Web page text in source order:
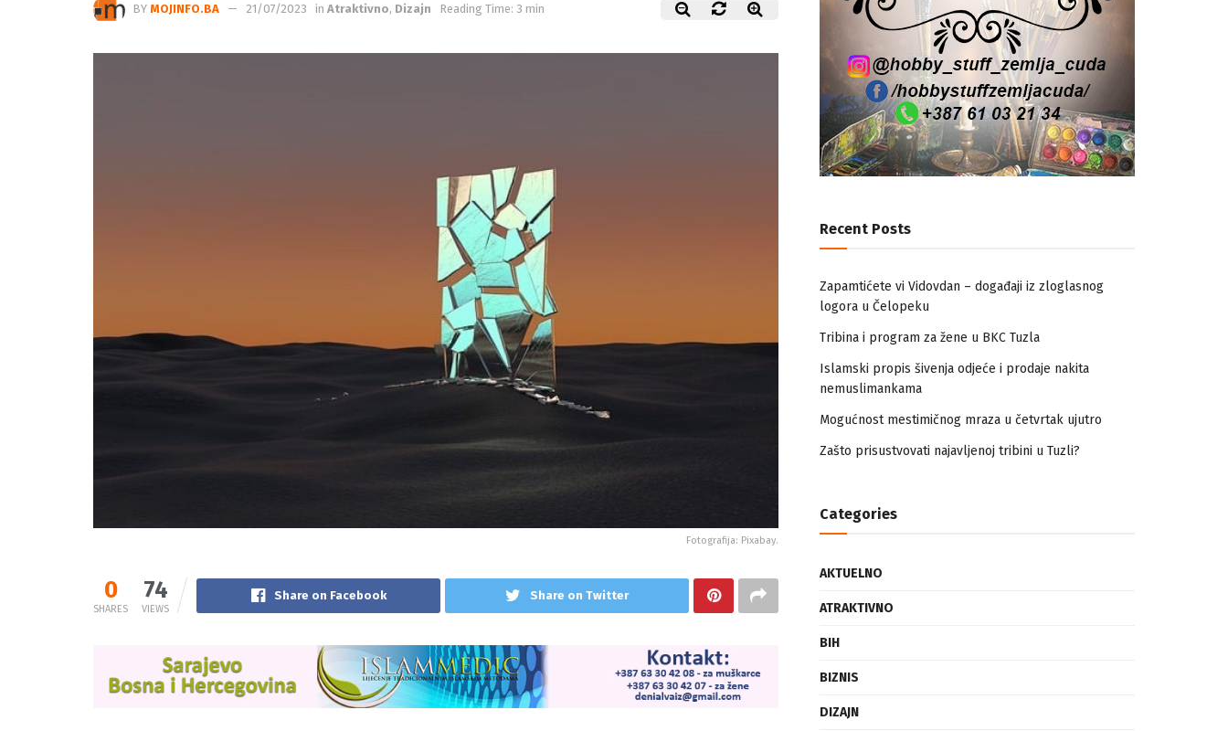
BY MOJINFO.BA 21/07/2023 in Atraktivno, Dizajn Reading Time: 3 min
Fotografija: Pixabay.
0
SHARES
74
VIEWS
Share on Facebook Share on Twitter
Recent Posts
Zapamtićete vi Vidovdan – događaji iz zloglasnog
logora u Čelopeku
Tribina i program za žene u BKC Tuzla
Islamski propis šivenja odjeće i prodaje nakita
nemuslimankama
Mogućnost mestimičnog mraza u četvrtak ujutro
Zašto prisustvovati najavljenoj tribini u Tuzli?
Categories
AKTUELNO
ATRAKTIVNO
BIH
BIZNIS
DIZAJN